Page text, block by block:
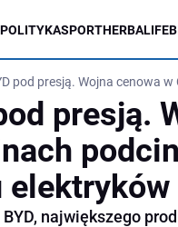
POLITYKASPORTHERBALIFE
pod presją. Wojna cenowa
presją.
elektryków
największego